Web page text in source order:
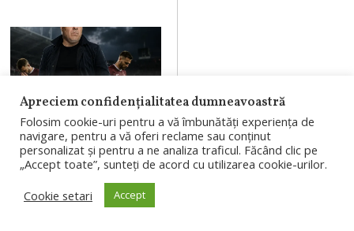
08
AUGUST 8, 2026
Marius
Șumudică,
Apreciem confidențialitatea dumneavoastră
Folosim cookie-uri pentru a vă îmbunătăți experiența de
navigare, pentru a vă oferi reclame sau conținut
personalizat și pentru a ne analiza traficul. Făcând clic pe
„Accept toate”, sunteți de acord cu utilizarea cookie-urilor.
Cookie setari
Accept